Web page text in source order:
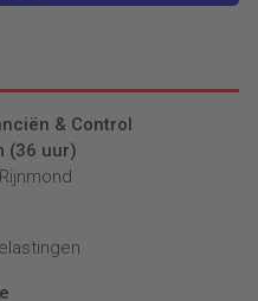
& Control
(36 uur)